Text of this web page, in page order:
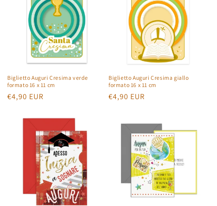
Biglietto Auguri Cresima verde
formato 16 x 11 cm
Prezzo
listino
€4,90 EUR
Biglietto Auguri Cresima giallo
formato 16 x 11 cm
Prezzo
€4,90 EUR